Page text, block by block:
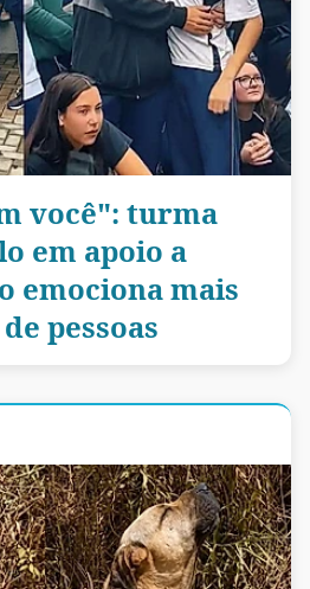
você": turma
em apoio a
emociona mais
pessoas